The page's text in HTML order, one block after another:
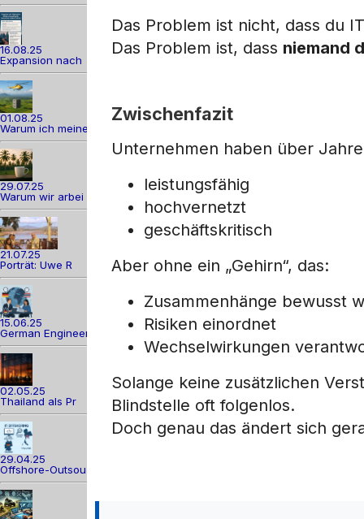
16.08.25
Expansion nach
01.08.25
Warum ich meine
29.07.25
Warum wir arbei
21.07.25
Porträt: Uwe R
15.06.25
German Engineer
02.05.25
Thailand als Pr
29.04.25
Offshore-Outsou
Das Problem ist nicht, dass du
Das Problem ist, dass niemand
Zwischenfazit
Unternehmen haben über
leistungsfähig
hochvernetzt
geschäftskritisch
Aber ohne ein „Gehirn“, das:
Zusammenhänge bewusst
Risiken einordnet
Wechselwirkungen
Solange keine zusätzlichen
Blindstelle oft folgenlos.
Doch genau das ändert sich